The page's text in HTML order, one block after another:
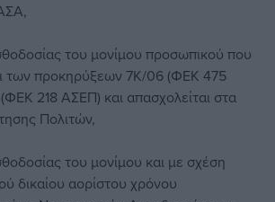
του μονίμου προσωπικού που
των προκηρύξεων 7Κ/06 (ΦΕΚ 475
218 ΑΣΕΠ) και απασχολείται στα
Πολιτών,
του μονίμου και με σχέση
δικαίου αορίστου χρόνου